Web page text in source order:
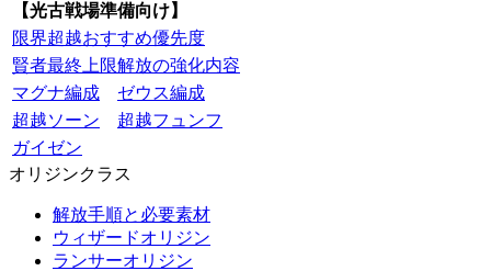
【光古戦場準備向け】
限界超越おすすめ優先度
賢者最終上限解放の強化内容
マグナ編成
ゼウス編成
超越ソーン
超越フュンフ
ガイゼン
オリジンクラス
解放手順と必要素材
ウィザードオリジン
ランサーオリジン